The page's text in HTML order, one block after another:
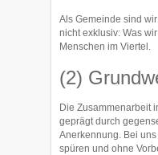
Als Gemeinde sind
nicht exklu­siv: Was
Menschen im Viertel.
(2)
Die Zusammenarbeit
geprägt durch
Anerkennung. Bei
spüren und ohne